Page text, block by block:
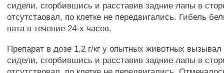
сидели, сгорбившись и расставив задние лапы в
отсутстаовал, по клетке не передвигались. Гибель
пата в течение 24-х часов.
Препарат в дозе 1,2 г/кг у опытных животных вызывал
сидели, сгорбившись и расставив задние лапы в